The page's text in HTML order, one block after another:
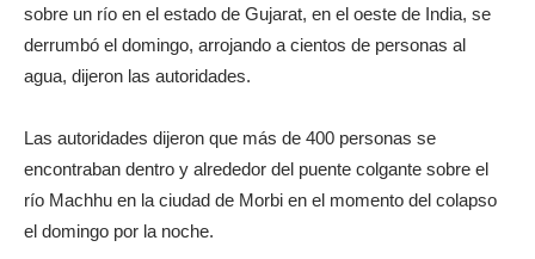
sobre un río en el estado de Gujarat, en el oeste de India, se
derrumbó el domingo, arrojando a cientos de personas al
agua, dijeron las autoridades.
Las autoridades dijeron que más de 400 personas se
encontraban dentro y alrededor del puente colgante sobre el
río Machhu en la ciudad de Morbi en el momento del colapso
el domingo por la noche.